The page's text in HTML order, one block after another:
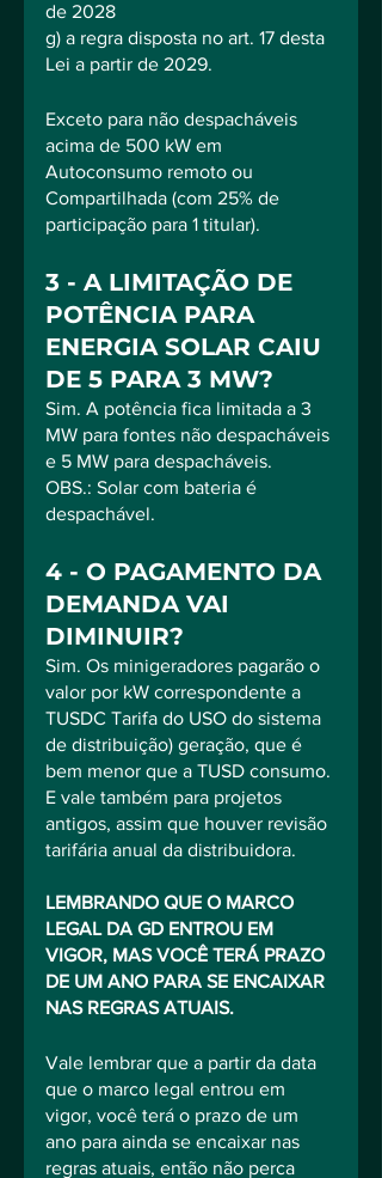
de 2028
g) a regra disposta no art. 17 desta
Lei a partir de 2029.
Exceto para não despacháveis
acima de 500 kW em
Autoconsumo remoto ou
Compartilhada (com 25% de
participação para 1 titular).
3 - A LIMITAÇÃO DE
POTÊNCIA PARA
ENERGIA SOLAR CAIU
DE 5 PARA 3 MW?
Sim. A potência fica limitada a 3
MW para fontes não despacháveis
e 5 MW para despacháveis.
OBS.: Solar com bateria é
despachável.
4 - O PAGAMENTO DA
DEMANDA VAI
DIMINUIR?
Sim. Os minigeradores pagarão o
valor por kW correspondente a
TUSDC Tarifa do USO do sistema
de distribuição) geração, que é
bem menor que a TUSD consumo.
E vale também para projetos
antigos, assim que houver revisão
tarifária anual da distribuidora.
LEMBRANDO QUE O MARCO
LEGAL DA GD ENTROU EM
VIGOR, MAS VOCÊ TERÁ PRAZO
DE UM ANO PARA SE ENCAIXAR
NAS REGRAS ATUAIS.
Vale lembrar que a partir da data
que o marco legal entrou em
vigor, você terá o prazo de um
ano para ainda se encaixar nas
regras atuais, então não perca